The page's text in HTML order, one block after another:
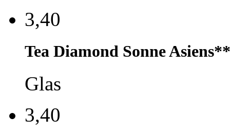
3,40
Tea Diamond Sonne
Glas
3,40